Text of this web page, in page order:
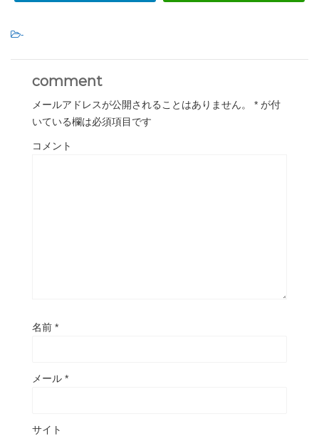
-
comment
メールアドレスが公開されることはありません。 * が付
いている欄は必須項目です
コメント
名前 *
メール *
サイト